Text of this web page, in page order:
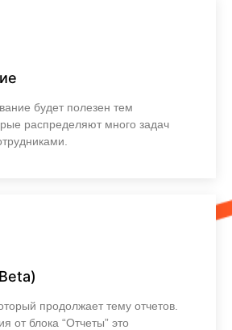
будет полезен тем
распределяют много задач
продолжает тему отчетов.
от блока “Отчеты” это